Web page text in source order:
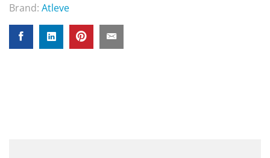
Brand: Atleve